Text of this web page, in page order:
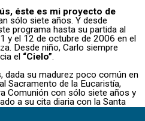
éste es mi proyecto de
sólo siete años. Y desde
programa hasta su partida al
y el 12 de octubre de 2006 en el
Desde niño, Carlo siempre
el “Cielo”.
dada su madurez poco común en
Sacramento de la Eucaristía,
Comunión con sólo siete años y
a su cita diaria con la Santa